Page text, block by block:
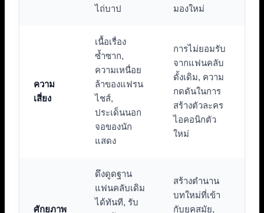
ไถ่บาป
มองใหม่
ความ
เสี่ยง
เนื้อเรื่อง
ซ้ำซาก,
ความเหนื่อย
ล้าของแฟรน
ไชส์,
ประเด็นนอก
จอของนัก
แสดง
การไม่ยอมรับ
จากแฟนคลับ
ดั้งเดิม, ความ
กดดันในการ
สร้างตัวละคร
ไอคอนิกตัว
ใหม่
ศักยภาพ
ดึงดูดฐาน
แฟนคลับเดิม
ได้ทันที, รับ
สร้างตำนาน
บทใหม่ที่เข้า
กับยุคสมัย,